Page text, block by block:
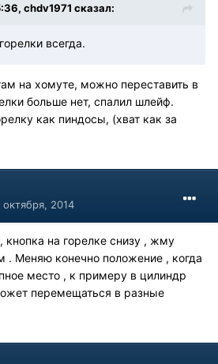
chdv1971 сказал:
всегда.
на хомуте, можно переставить в
больше нет, спалил шлейф.
как пиндосы, (хват как за
октября, 2014
на горелке снизу , жму
. Меняю конечно положение , когда
место , к примеру в цилиндр
перемещаться в разные